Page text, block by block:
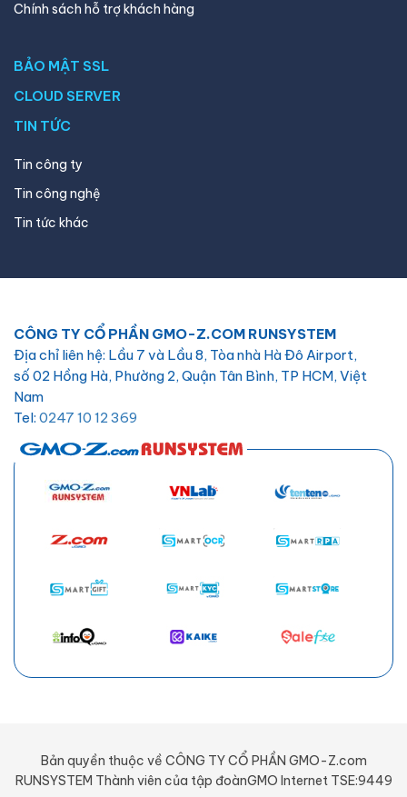
Chính sách hỗ trợ khách hàng
BẢO MẬT SSL
CLOUD SERVER
TIN TỨC
Tin công ty
Tin công nghệ
Tin tức khác
CÔNG TY CỔ PHẦN GMO-Z.COM RUNSYSTEM
Địa chỉ liên hệ: Lầu 7 và Lầu 8, Tòa nhà Hà Đô Airport,
số 02 Hồng Hà, Phường 2, Quận Tân Bình, TP HCM, Việt
Nam
Tel: 0247 10 12 369
Email: hotro@hostify.vn
Bản quyền thuộc về CÔNG TY CỔ PHẦN GMO-Z.com
RUNSYSTEM Thành viên của tập đoànGMO Internet TSE:9449